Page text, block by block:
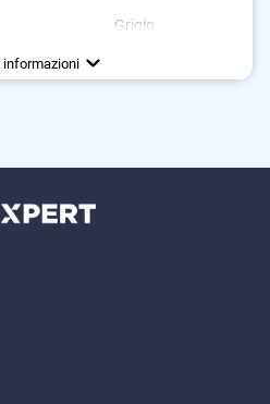
Grigio
alle proprietà idrorepellenti
informazioni